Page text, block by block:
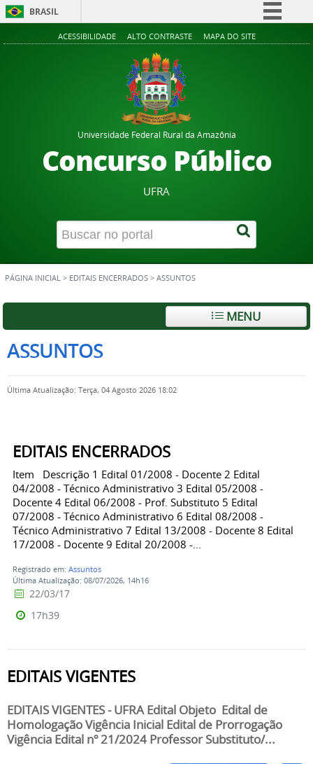
BRASIL
Simplifique!
Acesso à informação
ACESSIBILIDADE ALTO CONTRASTE MAPA DO SITE
Universidade Federal Rural da Amazônia
Concurso Público
UFRA
PÁGINA INICIAL > EDITAIS ENCERRADOS > ASSUNTOS
MENU
ASSUNTOS
Última Atualização: Terça, 04 Agosto 2026 18:02
EDITAIS ENCERRADOS
Item Descrição 1 Edital 01/2008 - Docente 2 Edital
04/2008 - Técnico Administrativo 3 Edital 05/2008 -
Docente 4 Edital 06/2008 - Prof. Substituto 5 Edital
07/2008 - Técnico Administrativo 6 Edital 08/2008 -
Técnico Administrativo 7 Edital 13/2008 - Docente 8 Edital
17/2008 - Docente 9 Edital 20/2008 -...
Registrado em: Assuntos
Última Atualização: 08/07/2026, 14h16
22/03/17
17h39
EDITAIS VIGENTES
EDITAIS VIGENTES - UFRA Edital Objeto Edital de
Homologação Vigência Inicial Edital de Prorrogação
Vigência Edital nº 21/2024 Professor Substituto/...